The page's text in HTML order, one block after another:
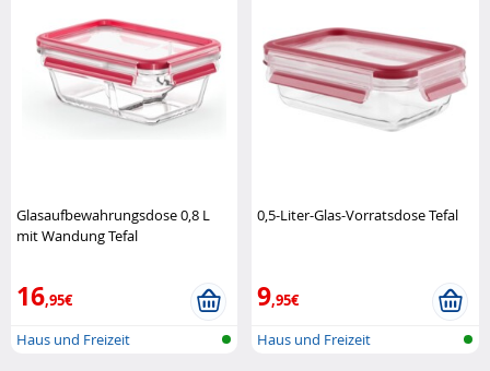
Glasaufbewahrungsdose 0,8 L
mit Wandung Tefal
16,95€
Haus und Freizeit
0,5-Liter-Glas-Vorratsdose Tefal
9,95€
Haus und Freizeit